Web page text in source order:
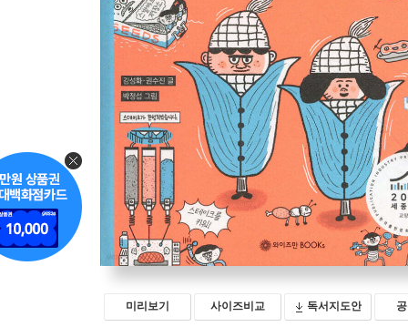
미리보기 사이즈비교 독서지도안